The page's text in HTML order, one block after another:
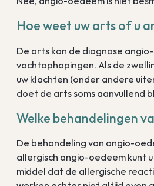
Hoe weet uw arts of u
De arts kan de diagnose
vochtophopingen. Als de
uw klachten (onder andere
doet de arts soms aanvullend
Welke behandelingen
De behandeling van angio-
allergisch angio-oedeem kunt
middel dat de allergische